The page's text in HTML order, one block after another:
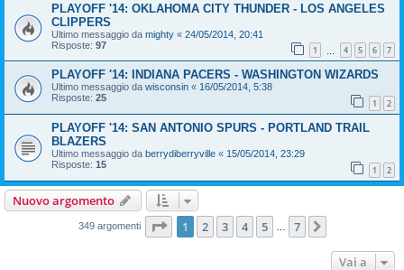
PLAYOFF '14: OKLAHOMA CITY THUNDER - LOS ANGELES
CLIPPERS
Ultimo messaggio da mighty « 24/05/2014, 20:41
Risposte: 97 1 4 5 6 7
PLAYOFF '14: INDIANA PACERS - WASHINGTON WIZARDS
Ultimo messaggio da wisconsin « 16/05/2014, 5:38
Risposte: 25 1 2
PLAYOFF '14: SAN ANTONIO SPURS - PORTLAND TRAIL
BLAZERS
Ultimo messaggio da berrydiberryville « 15/05/2014, 23:29
Risposte: 15 1 2
Nuovo argomento
349 argomenti Pagina di
1 2 3 4 5 7
Vai a